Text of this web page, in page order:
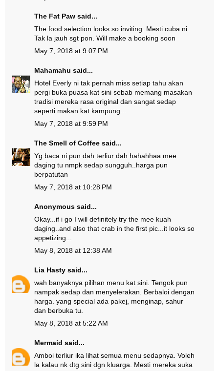
The Fat Paw said...
The food selection looks so inviting. Mesti cuba ni.
Tak la jauh sgt pon. Will make a booking soon
May 7, 2018 at 9:07 PM
Mahamahu said...
Hotel Everly ni tak pernah miss setiap tahu akan
pergi buka puasa kat sini sebab memang masakan
tradisi mereka rasa original dan sangat sedap
seperti makan kat kampung...
May 7, 2018 at 9:59 PM
The Smell of Coffee said...
Yg baca ni pun dah terliur dah hahahhaa mee
daging tu nmpk sedap sungguh..harga pun
berpatutan
May 7, 2018 at 10:28 PM
Anonymous said...
Okay...if i go I will definitely try the mee kuah
daging..and also that crab in the first pic...it looks so
appetizing...
May 8, 2018 at 12:38 AM
Lia Hasty said...
wah banyaknya pilihan menu kat sini. Tengok pun
nampak sedap dan menyelerakan. Berbaloi dengan
harga. yang special ada pakej, menginap, sahur
dan berbuka tu.
May 8, 2018 at 5:22 AM
Mermaid said...
Amboi terliur ika lihat semua menu sedapnya. Voleh
la kalau nk dtg sini dgn kluarga. Mesti mereka suka